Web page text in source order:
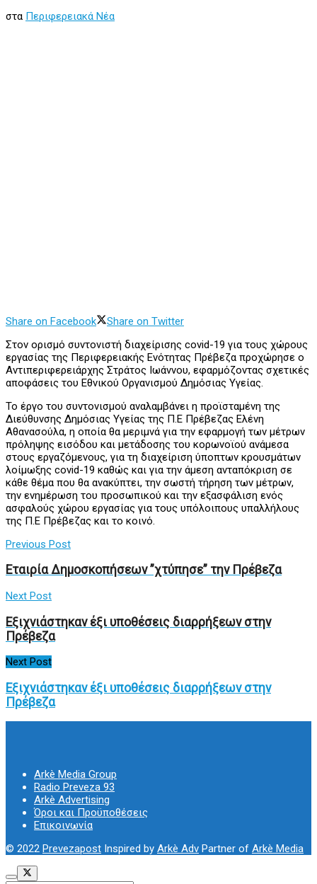
στα Περιφερειακά Νέα
Share on Facebook
Share on Twitter
Στον ορισμό συντονιστή διαχείρισης covid-19 για τους χώρους
εργασίας της Περιφερειακής Ενότητας Πρέβεζα προχώρησε ο
Αντιπεριφερειάρχης Στράτος Ιωάννου, εφαρμόζοντας σχετικές
αποφάσεις του Εθνικού Οργανισμού Δημόσιας Υγείας.
Το έργο του συντονισμού αναλαμβάνει η προϊσταμένη της
Διεύθυνσης Δημόσιας Υγείας της Π.Ε Πρέβεζας Ελένη
Αθανασούλα, η οποία θα μεριμνά για την εφαρμογή των μέτρων
πρόληψης εισόδου και μετάδοσης του κορωνοϊού ανάμεσα
στους εργαζόμενους, για τη διαχείριση ύποπτων κρουσμάτων
λοίμωξης covid-19 καθώς και για την άμεση ανταπόκριση σε
κάθε θέμα που θα ανακύπτει, την σωστή τήρηση των μέτρων,
την ενημέρωση του προσωπικού και την εξασφάλιση ενός
ασφαλούς χώρου εργασίας για τους υπόλοιπους υπαλλήλους
της Π.Ε Πρέβεζας και το κοινό.
Previous Post
Εταιρία Δημοσκοπήσεων ”χτύπησε” την Πρέβεζα
Next Post
Εξιχνιάστηκαν έξι υποθέσεις διαρρήξεων στην
Πρέβεζα
Next Post
Εξιχνιάστηκαν έξι υποθέσεις διαρρήξεων στην
Πρέβεζα
Arkè Media Group
Radio Preveza 93
Arkè Advertising
Όροι και Προϋποθέσεις
Επικοινωνία
© 2022 Prevezapost Inspired by Arkè Adv Partner of Arkè Media